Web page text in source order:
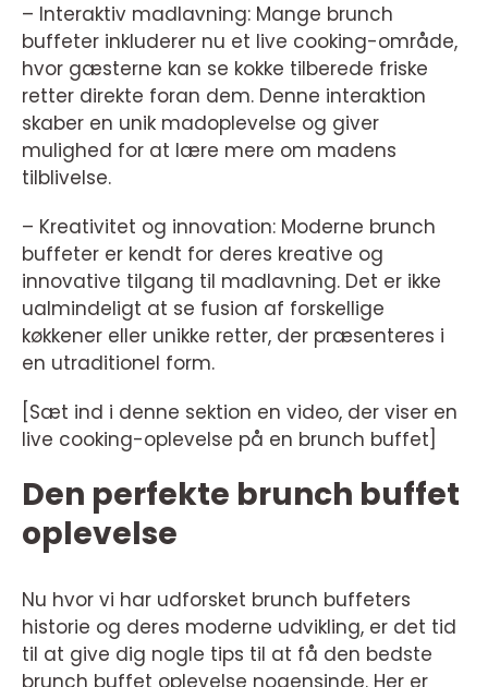
– Interaktiv madlavning: Mange brunch
buffeter inkluderer nu et live cooking-område,
hvor gæsterne kan se kokke tilberede friske
retter direkte foran dem. Denne interaktion
skaber en unik madoplevelse og giver
mulighed for at lære mere om madens
tilblivelse.
– Kreativitet og innovation: Moderne brunch
buffeter er kendt for deres kreative og
innovative tilgang til madlavning. Det er ikke
ualmindeligt at se fusion af forskellige
køkkener eller unikke retter, der præsenteres i
en utraditionel form.
[Sæt ind i denne sektion en video, der viser en
live cooking-oplevelse på en brunch buffet]
Den perfekte brunch buffet
oplevelse
Nu hvor vi har udforsket brunch buffeters
historie og deres moderne udvikling, er det tid
til at give dig nogle tips til at få den bedste
brunch buffet oplevelse nogensinde. Her er